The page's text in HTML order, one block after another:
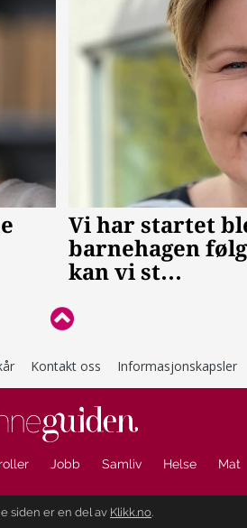
Kontakt oss Informasjonskapsler
Jobb Samliv Helse Mat
siden er en del av Klikk.no.